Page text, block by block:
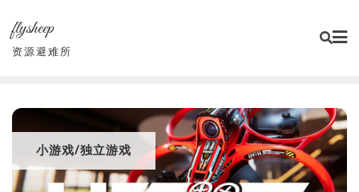
content
flysheep
资源避难所
小游戏/独立游戏